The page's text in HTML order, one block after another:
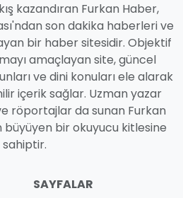
kazandıran Furkan Haber,
son dakika haberleri ve
bir haber sitesidir. Objektif
amaçlayan site, güncel
ve dini konuları ele alarak
içerik sağlar. Uzman yazar
röportajlar da sunan Furkan
büyüyen bir okuyucu kitlesine
sahiptir.
SAYFALAR